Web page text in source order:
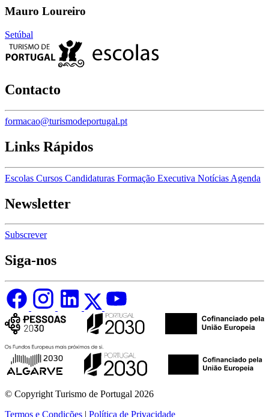
Mauro Loureiro
Setúbal
Contacto
formacao@turismodeportugal.pt
Links Rápidos
Escolas Cursos Candidaturas Formação Executiva Notícias Agenda
Newsletter
Subscrever
Siga-nos
© Copyright Turismo de Portugal 2026
Termos e Condições
Política de Privacidade